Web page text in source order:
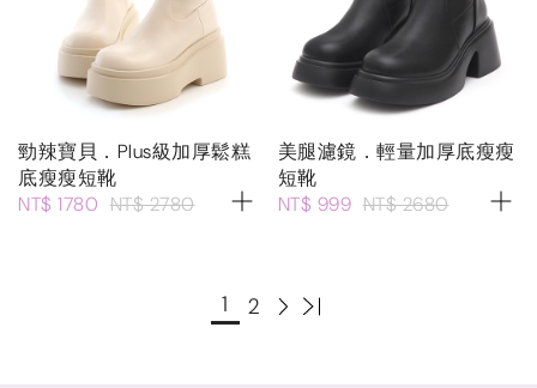
勁辣寶貝．Plus級加厚鬆糕
底瘦瘦短靴
NT$ 1780 NT$ 2780
美腿濾鏡．輕量加厚底瘦瘦
短靴
NT$ 999 NT$ 2680
1 2